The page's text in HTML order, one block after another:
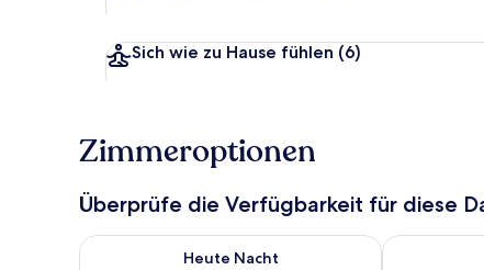
Sich wie zu Hause fühlen (6)
Zimmeroptionen
Überprüfe die Verfügbarkeit für diese
Heute Nacht
Überprüfe die Verfügbarkeit für heute Nacht, Aug.
Überprüfe